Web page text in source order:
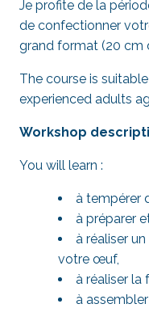
Je profite de la
de confectionner
grand format (20 cm
The course is
experienced adults
Workshop
You will learn :
à tempérer
à préparer
à réaliser
votre œuf,
à réaliser la
à